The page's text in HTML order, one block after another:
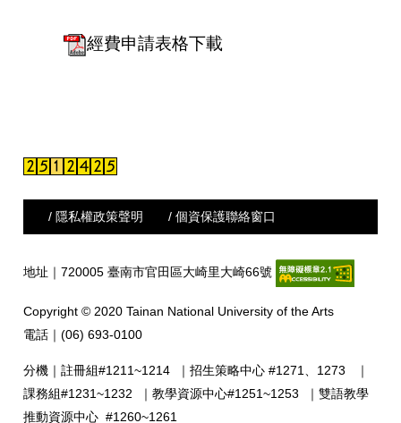
經費申請表格下載
/ 隱私權政策聲明 / 個資保護聯絡窗口
地址｜720005 臺南市官田區大崎里大崎66號
Copyright © 2020 Tainan National University of the Arts
電話｜(06) 693-0100
分機｜註冊組#1211~1214 ｜招生策略中心 #1271、1273
｜
課務組#1231~1232
｜教學資源中心#1251~1253 ｜雙語教學
推動資源中心 #1260~1261